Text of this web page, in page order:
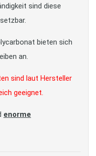
sind diese
bieten sich
an.
sind laut Hersteller
geeignet.
enorme